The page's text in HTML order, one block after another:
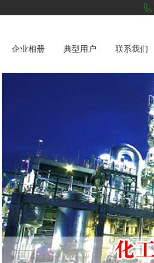
企业相册 典型用户 联系我们